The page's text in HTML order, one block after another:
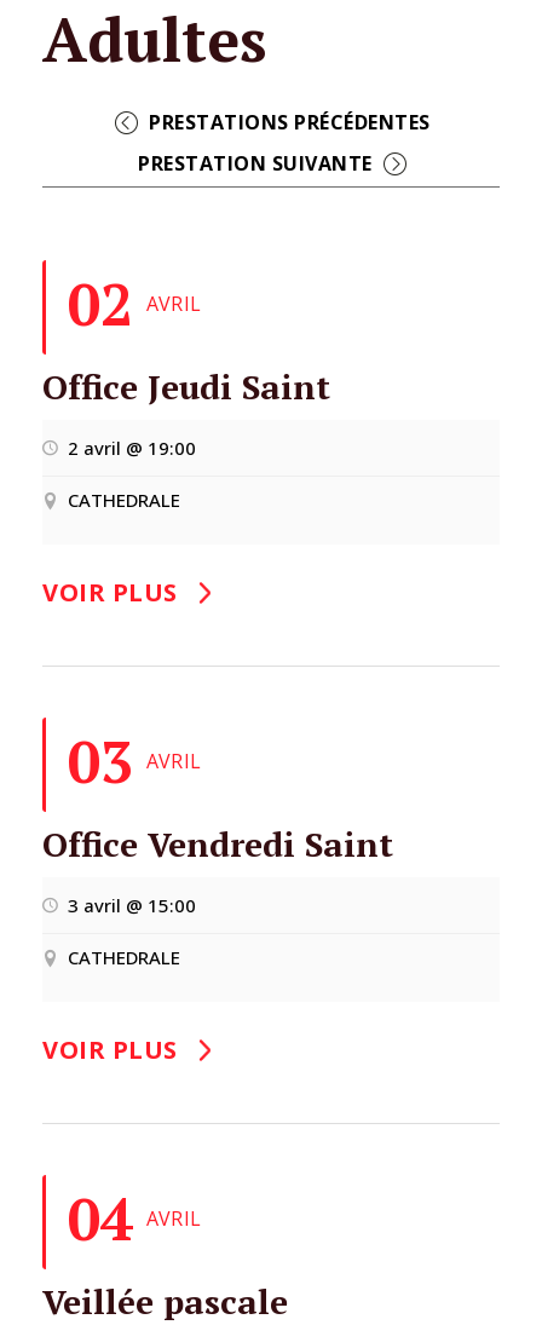
02 AVRIL
Office Jeudi Saint
2 avril @ 19:00
CATHEDRALE
VOIR PLUS
03 AVRIL
Office Vendredi Saint
3 avril @ 15:00
CATHEDRALE
VOIR PLUS
04 AVRIL
Veillée pascale